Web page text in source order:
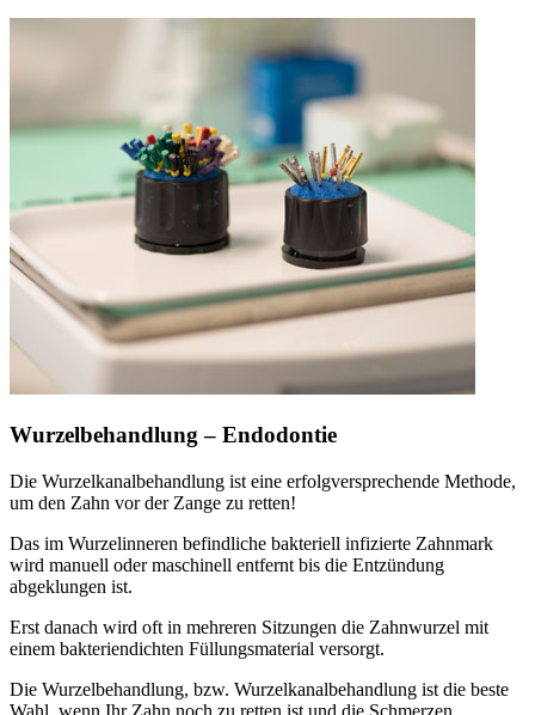
Wurzelbehandlung – Endodontie
Die Wurzelkanalbehandlung ist eine erfolgversprechende Methode,
um den Zahn vor der Zange zu retten!
Das im Wurzelinneren befindliche bakteriell infizierte Zahnmark
wird manuell oder maschinell entfernt bis die Entzündung
abgeklungen ist.
Erst danach wird oft in mehreren Sitzungen die Zahnwurzel mit
einem bakteriendichten Füllungsmaterial versorgt.
Die Wurzelbehandlung, bzw. Wurzelkanalbehandlung ist die beste
Wahl, wenn Ihr Zahn noch zu retten ist und die Schmerzen